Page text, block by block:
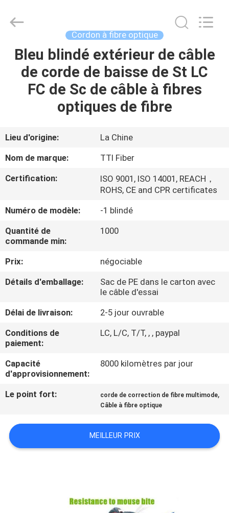
MAISON
PRODUITS
AU
SUJET
DE
D'USINE
DE
QUALITÉ
CONTACTEZ-
NOUS
DEMANDEZ
CITATION
Communication
Tech.
Reserved.
Cordon à fibre optique
Bleu blindé extérieur de câble
de corde de baisse de St LC
FC de Sc de câble à fibres
optiques de fibre
Lieu d'origine:
La Chine
Nom de marque:
TTI Fiber
Certification:
ISO 9001, ISO 14001, REACH，
ROHS, CE and CPR certificates
Numéro de modèle:
-1 blindé
Quantité de
commande min:
1000
Prix:
négociable
Détails d'emballage:
Sac de PE dans le carton avec
le câble d'essai
Délai de livraison:
2-5 jour ouvrable
Conditions de
paiement:
LC, L/C, T/T, , , paypal
Capacité
d'approvisionnement:
8000 kilomètres par jour
Le point fort: corde de correction de fibre multimode,
Câble à fibre optique
MEILLEUR PRIX